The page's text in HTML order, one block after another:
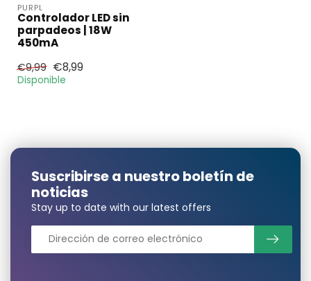
PURPL
Controlador LED sin
parpadeos | 18W
450mA
€9,99 €8,99
Disponible
Suscribirse a nuestro boletín de
noticias
Stay up to date with our latest offers